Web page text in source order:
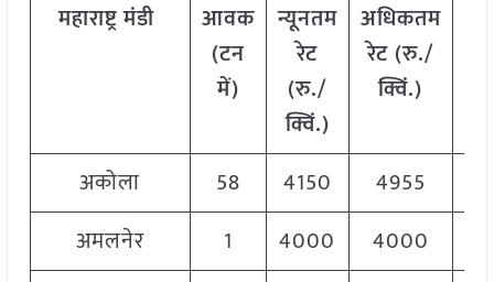
महाराष्ट्रमंडी
आवक
(टन
में)
न्यूनतम
रेट
(रु./
क्विं.)
अधिकतम
रेट (रु./
क्विं.)
अकोला
58 4150 4955
अमलनेर
1 4000 4000